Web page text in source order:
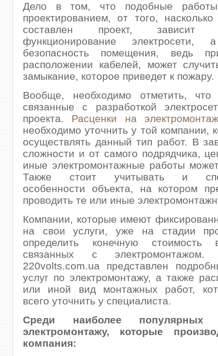
Дело в том, что подобные
проектированием, от того,
составлен проект, зависит
функционирование
безопасность помещения, ведь
расположении кабелей, может
замыкание, которое приведет к пожару.
Вообще, необходимо отметить,
связанные с разработкой
проекта. Расценки на
необходимо уточнить у той компании,
осуществлять данный тип работ. В
сложности и от самого подрядчика,
иные электромонтажные работы
Также стоит учитывать и
особенности объекта, на котором
проводить те или иные
Компании, которые имеют
на свои услуги, уже на стадии
определить конечную стоимость
связанных с
220volts.com.ua представлен
услуг по электромонтажу, а также
или иной вид монтажных работ,
всего уточнить у специалиста.
Среди наиболее
электромонтажу, которые
компания: